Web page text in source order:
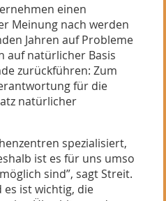
einen
Meinung nach werden
Jahren auf Probleme
auf natürlicher Basis
zurückführen: Zum
für die
natürlicher
spezialisiert,
ist es für uns umso
sind”, sagt Streit.
es ist wichtig, die